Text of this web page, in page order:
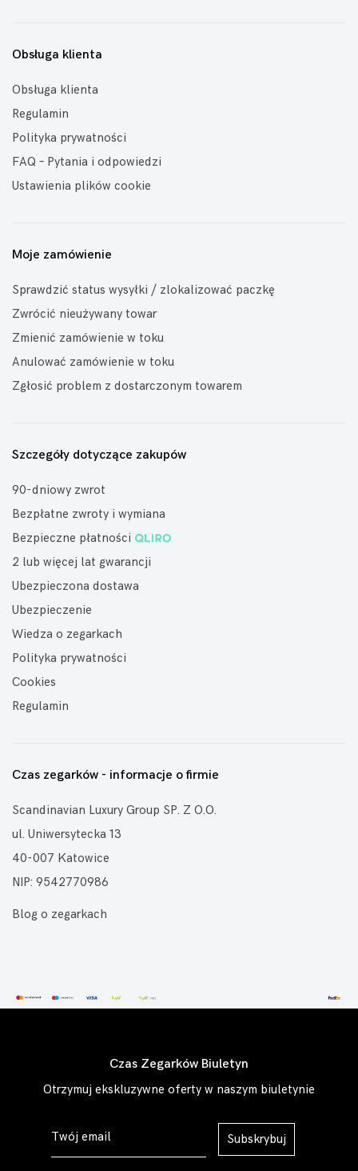
Obsługa klienta
Obsługa klienta
Regulamin
Polityka prywatności
FAQ – Pytania i odpowiedzi
Ustawienia plików cookie
Moje zamówienie
Sprawdzić status wysyłki / zlokalizować paczkę
Zwrócić nieużywany towar
Zmienić zamówienie w toku
Anulować zamówienie w toku
Zgłosić problem z dostarczonym towarem
Szczegóły dotyczące zakupów
90-dniowy zwrot
Bezpłatne zwroty i wymiana
Bezpieczne płatności
2 lub więcej lat gwarancji
Ubezpieczona dostawa
Ubezpieczenie
Wiedza o zegarkach
Polityka prywatności
Cookies
Regulamin
Czas zegarków - informacje o firmie
Scandinavian Luxury Group SP. Z O.O.
ul. Uniwersytecka 13
40-007 Katowice
NIP: 9542770986
Blog o zegarkach
Czas Zegarków Biuletyn
Otrzymuj ekskluzywne oferty w naszym biuletynie
Subskrybuj